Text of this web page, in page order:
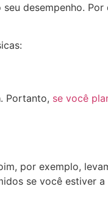
desempenho.
. Portanto, se você
por exemplo,
se você estiver